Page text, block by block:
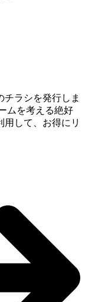
ラシを発行しま
ムを考える絶好
して、お得にリ